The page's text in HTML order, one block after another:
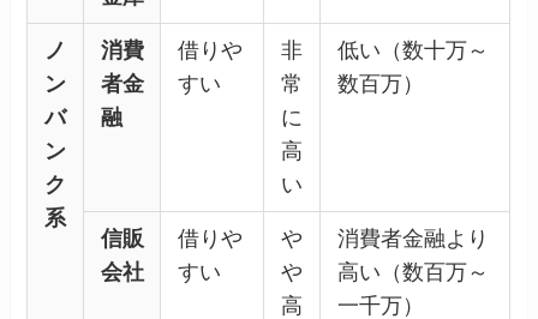
ノ
ン
バ
ン
ク
系
消費
者金
融
借りや
すい
非
常
に
高
い
低い（数十万～
数百万）
信販
会社
借りや
すい
や
や
高
消費者金融より
高い（数百万～
一千万）